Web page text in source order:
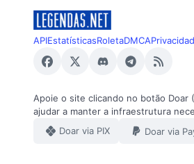
APIEstatísticasRoletaDMCA
Apoie o site clicando no botão Doar
ajudar a manter a infraestrutura
Doar via PIX
Doar via